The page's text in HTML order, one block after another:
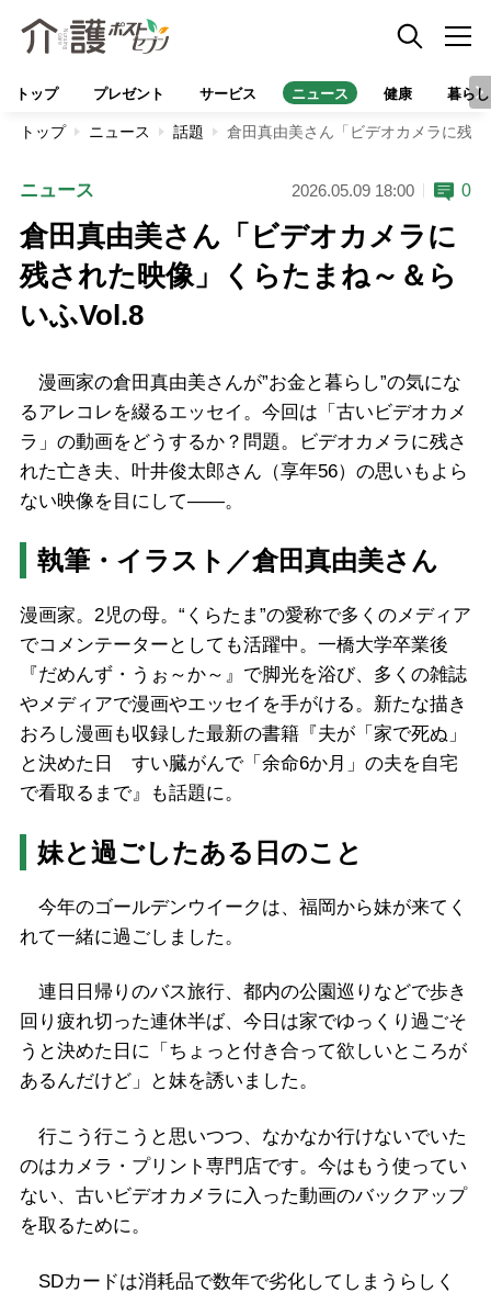
トップ プレゼント サービス ニュース 健康 暮らし
トップ ニュース 話題 倉田真由美さん「ビデオカメラに残
ニュース 2026.05.09 18:00 0
倉田真由美さん「ビデオカメラに
残された映像」くらたまね～＆ら
いふVol.8
漫画家の倉田真由美さんが”お金と暮らし”の気にな
るアレコレを綴るエッセイ。今回は「古いビデオカメ
ラ」の動画をどうするか？問題。ビデオカメラに残さ
れた亡き夫、叶井俊太郎さん（享年56）の思いもよら
ない映像を目にして――。
執筆・イラスト／倉田真由美さん
漫画家。2児の母。“くらたま”の愛称で多くのメディア
でコメンテーターとしても活躍中。一橋大学卒業後
『だめんず・うぉ～か～』で脚光を浴び、多くの雑誌
やメディアで漫画やエッセイを手がける。新たな描き
おろし漫画も収録した最新の書籍『夫が「家で死ぬ」
と決めた日 すい臓がんで「余命6か月」の夫を自宅
で看取るまで』も話題に。
妹と過ごしたある日のこと
今年のゴールデンウイークは、福岡から妹が来てく
れて一緒に過ごしました。
連日日帰りのバス旅行、都内の公園巡りなどで歩き
回り疲れ切った連休半ば、今日は家でゆっくり過ごそ
うと決めた日に「ちょっと付き合って欲しいところが
あるんだけど」と妹を誘いました。
行こう行こうと思いつつ、なかなか行けないでいた
のはカメラ・プリント専門店です。今はもう使ってい
ない、古いビデオカメラに入った動画のバックアップ
を取るために。
SDカードは消耗品で数年で劣化してしまうらしく